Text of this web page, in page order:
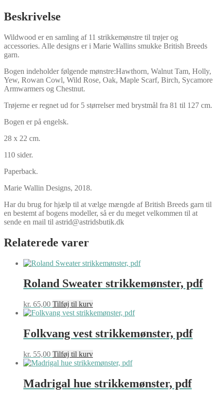
Beskrivelse
Wildwood er en samling af 11 strikkemønstre til trøjer og
accessories. Alle designs er i Marie Wallins smukke British Breeds
garn.
Bogen indeholder følgende mønstre:Hawthorn, Walnut Tam, Holly,
Yew, Rowan Cowl, Wild Rose, Oak, Maple Scarf, Birch, Sycamore
Armwarmers og Chestnut.
Trøjerne er regnet ud for 5 størrelser med brystmål fra 81 til 127 cm.
Bogen er på engelsk.
28 x 22 cm.
110 sider.
Paperback.
Marie Wallin Designs, 2018.
Har du brug for hjælp til at vælge mængde af British Breeds garn til
en bestemt af bogens modeller, så er du meget velkommen til at
sende en mail til astrid@astridsbutik.dk
Relaterede varer
Roland Sweater strikkemønster, pdf
kr. 65,00 Tilføj til kurv
Folkvang vest strikkemønster, pdf
kr. 55,00 Tilføj til kurv
Madrigal hue strikkemønster, pdf